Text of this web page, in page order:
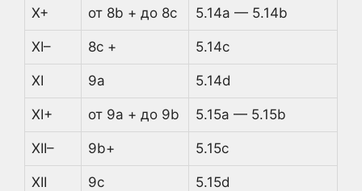
X+ от 8b + до 8c 5.14a — 5.14b
XI– 8c + 5.14c
XI 9a 5.14d
XI+ от 9a + до 9b 5.15a — 5.15b
XII– 9b+ 5.15c
XII 9c 5.15d